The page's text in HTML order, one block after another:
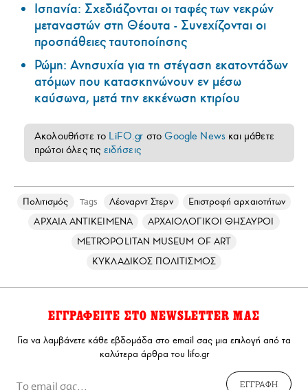
Ισπανία: Σχεδιάζονται οι ταφές των νεκρών
μεταναστών στη Θέουτα - Συνεχίζονται οι
προσπάθειες ταυτοποίησης
Ρώμη: Ανησυχία για τη στέγαση εκατοντάδων
ατόμων που κατασκηνώνουν εν μέσω
καύσωνα, μετά την εκκένωση κτιρίου
Ακολουθήστε το LiFO.gr στοGoogle News και μάθετε
πρώτοι όλες τις ειδήσεις
Πολιτισμός Tags Λέοναρντ Στερν
Επιστροφή αρχαιοτήτων
ΑΡΧΑΙΑ ΑΝΤΙΚΕΙΜΕΝΑ
ΑΡΧΑΙΟΛΟΓΙΚΟΙ ΘΗΣΑΥΡΟΙ
METROPOLITAN MUSEUM OF ART
ΚΥΚΛΑΔΙΚΟΣ ΠΟΛΙΤΙΣΜΟΣ
ΕΓΓΡΑΦΕΙΤΕ ΣΤΟ NEWSLETTER ΜΑΣ
Για να λαμβάνετε κάθε εβδομάδα στο email σας μια επιλογή από τα
καλύτερα άρθρα του lifo.gr
ΕΓΓΡΑΦΗ